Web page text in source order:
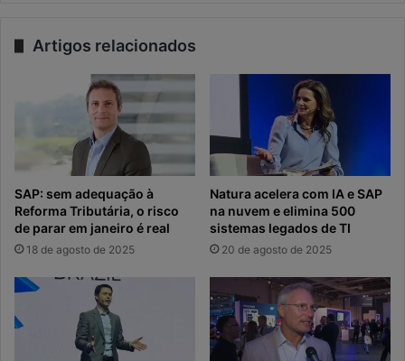
Artigos relacionados
SAP: sem adequação à
Reforma Tributária, o risco
de parar em janeiro é real
18 de agosto de 2025
Natura acelera com IA e SAP
na nuvem e elimina 500
sistemas legados de TI
20 de agosto de 2025